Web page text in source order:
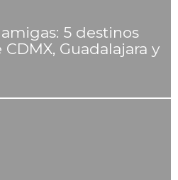
5 destinos
Guadalajara y